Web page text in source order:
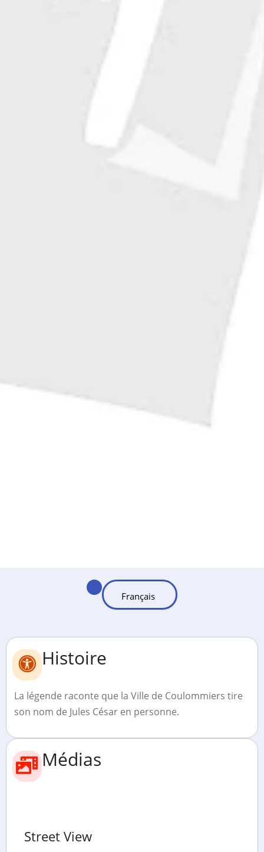
Histoire
La légende raconte que la Ville de Coulommiers tire
son nom de Jules César en personne.
Médias
Street View